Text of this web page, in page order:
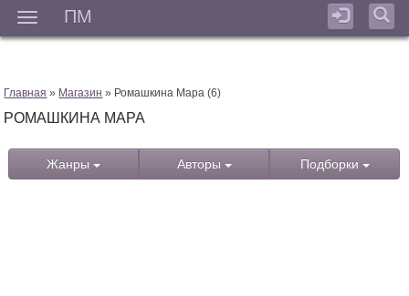
ПМ
Главная » Магазин » Ромашкина Мара (6)
РОМАШКИНА МАРА
Жанры Авторы Подборки